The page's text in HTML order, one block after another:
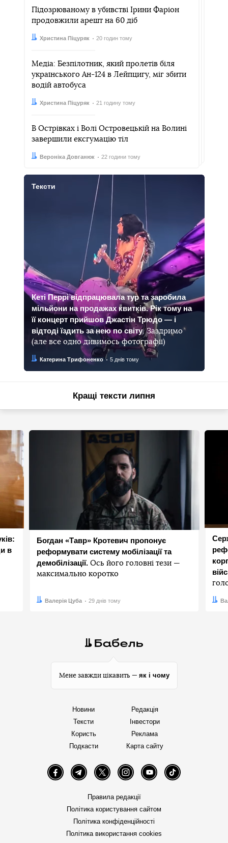
Підозрюваному в убивстві Ірини Фаріон
продовжили арешт на 60 діб
Автор:
Христина Піцуряк
Дата: 20 годин тому
Медіа: Безпілотник, який пролетів біля
українського Ан-124 в Лейпцигу, міг збити
водій автобуса
Автор:
Христина Піцуряк
Дата: 21 годину тому
В Острівках і Волі Островецькій на Волині
завершили ексгумацію тіл
Автор:
Вероніка Довганюк
Дата: 22 години тому
Тексти
Кеті Перрі відпрацювала тур та заробила
мільйони на продажах квитків. Рік тому на
її концерт прийшов Джастін Трюдо — і
відтоді їздить за нею по світу. Заздримо
(але все одно дивимось фотографії)
Автор:
Катерина Трифоненко
Дата: 5 днів тому
Кращі тексти липня
в
Богдан «Тавр» Кротевич пропонує
реформувати систему мобілізації та
демобілізації. Ось його головні тези —
максимально коротко
Автор:
Валерія Цуба
Дата: 29 днів тому Дата:
Мене завжди цікавить — як і чому
Новини
Тексти
Користь
Подкасти
Редакція
Інвестори
Реклама
Карта сайту
FacebookTelegramTwitter InstagramYouTube TikTok
Правила редакції
Політика користування сайтом
Політика конфіденційності
Політика використання cookies